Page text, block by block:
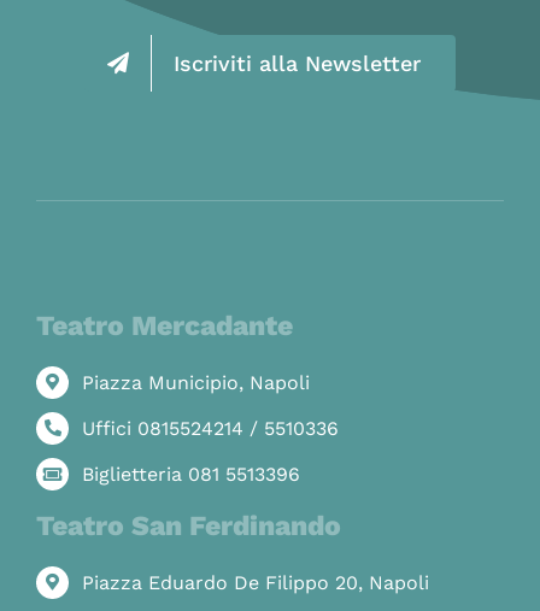
Iscriviti alla Newsletter
Teatro Mercadante
Piazza Municipio, Napoli
Uffici 0815524214 / 5510336
Biglietteria 081 5513396
Teatro San Ferdinando
Piazza Eduardo De Filippo 20, Napoli